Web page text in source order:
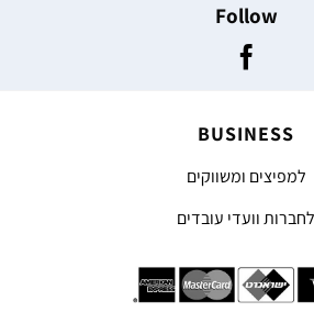
Follow
BUSINESS
למפיצים ומשווקים
לחברות וועדי עובדים